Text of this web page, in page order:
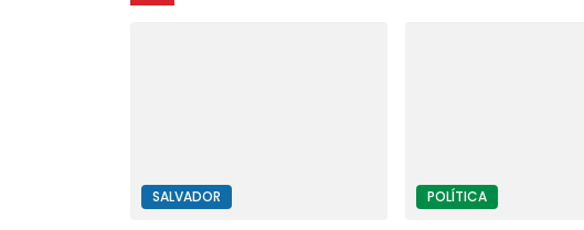
SALVADOR POLÍTICA